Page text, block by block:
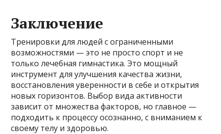
Заключение
Тренировки для людей с ограниченными
возможностями — это не просто спорт и не
только лечебная гимнастика. Это мощный
инструмент для улучшения качества жизни,
восстановления уверенности в себе и открытия
новых горизонтов. Выбор вида активности
зависит от множества факторов, но главное —
подходить к процессу осознанно, с вниманием к
своему телу и здоровью.